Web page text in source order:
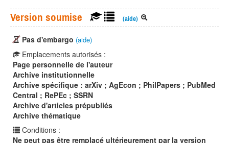
Version soumise (aide)
Pas d'embargo (aide)
Emplacements autorisés :
Page personnelle de l'auteur
Archive institutionnelle
Archive spécifique : arXiv ; AgEcon ; PhilPapers ; PubMed
Central ; RePEc ; SSRN
Archive d'articles prépubliés
Archive thématique
Conditions :
Ne peut pas être remplacé ultérieurement par la version